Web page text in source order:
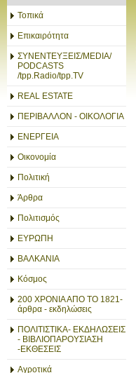
Τοπικά
Επικαιρότητα
ΣΥΝΕΝΤΕΥΞΕΙΣ/MEDIA/
PODCASTS
/tpp.Radio/tpp.TV
REAL ESTATE
ΠΕΡΙΒΑΛΛΟΝ - ΟΙΚΟΛΟΓΙΑ
ΕΝΕΡΓΕΙΑ
Οικονομία
Πολιτική
Άρθρα
Πολιτισμός
ΕΥΡΩΠΗ
ΒΑΛΚΑΝΙΑ
Κόσμος
200 ΧΡΟΝΙΑ ΑΠΟ ΤΟ 1821-
άρθρα - εκδηλώσεις
ΠΟΛΙΤΙΣΤΙΚΑ- ΕΚΔΗΛΩΣΕΙΣ
- ΒΙΒΛΙΟΠΑΡΟΥΣΙΑΣΗ
-ΕΚΘΕΣΕΙΣ
Αγροτικά